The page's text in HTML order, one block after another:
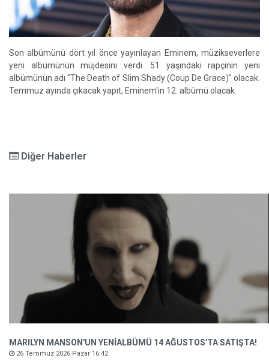
Son albümünü dört yıl önce yayınlayan Eminem, müzikseverlere
yeni albümünün müjdesini verdi. 51 yaşındaki rapçinin yeni
albümünün adı "The Death of Slim Shady (Coup De Grace)" olacak.
Temmuz ayında çıkacak yapıt, Eminem'in 12. albümü olacak.
Diğer Haberler
MARILYN MANSON'UN YENİALBÜMÜ 14 AĞUSTOS'TA SATIŞTA!
26 Temmuz 2026 Pazar 16:42